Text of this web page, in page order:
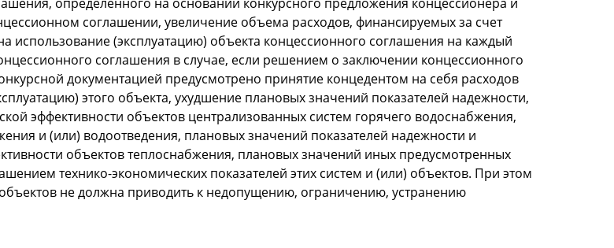
определенного на основании конкурсного предложения концессионера и
соглашении, увеличение объема расходов, финансируемых за счет
использование (эксплуатацию) объекта концессионного соглашения на каждый
соглашения в случае, если решением о заключении концессионного
документацией предусмотрено принятие концедентом на себя расходов
этого объекта, ухудшение плановых значений показателей надежности,
эффективности объектов централизованных систем горячего водоснабжения,
и (или) водоотведения, плановых значений показателей надежности и
объектов теплоснабжения, плановых значений иных предусмотренных
технико-экономических показателей этих систем и (или) объектов. При этом
не должна приводить к недопущению, ограничению, устранению